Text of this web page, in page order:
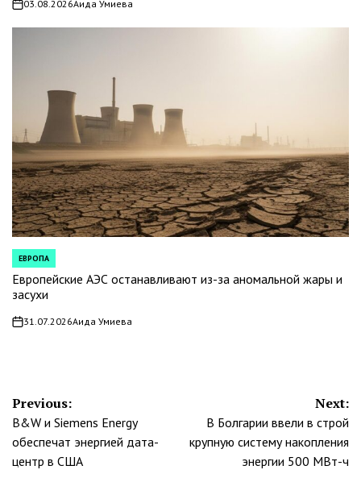
on03.08.2026Аида Умиева
POSTED
IN
ЕВРОПА
Европейские АЭС останавливают из-за аномальной жары и
засухи
on31.07.2026Аида Умиева
Навигация
по
записям
Previous:
B&W и Siemens Energy
обеспечат энергией дата-
центр в США
Next:
В Болгарии ввели в строй
крупную систему накопления
энергии 500 МВт-ч